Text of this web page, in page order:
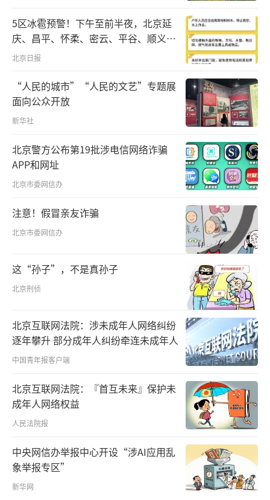
2015年，福建省将浦城县列为22个省级绿
肥种植示范项目县之一，鼓励农户恢复冬种紫
云英传统，通过绿肥种植减少化肥用量，培肥
地力，改良土壤，促进耕地可持续发展。浦城
县农业农村局牵头各个乡镇，大力推广冬闲田
的紫云英种植。
刚听说自家农田成为紫云英种植示范片
时，水稻种植合作社负责人陈兆武还有些不情
愿：“买种、播撒、施肥、开沟排水，一亩地
要多花几十块，不如多施点化肥方便实惠。”
县农业农村局和镇农技站专家多次上门宣
传种植绿肥的好处，还带来免费的紫云英种
子。陈兆武试着领了600斤的种子，撒在200亩
冬闲田里。
“变化太大了！肥料比往年少用了30%，
稻谷粒粒饱满，连农药都少打一大半。”尝到
甜头，陈兆武又将紫云英种植面积扩大到500
截至2020年底，浦城县紫云英种植面积超
过4万亩，以紫云英种植为代表的百亩以上连片
培肥地力只是基础。“好土育好米，优质
米给农户带来了实实在在的收益。”浦城县农
5区冰雹预警！下午至前半夜，北京延
庆、昌平、怀柔、密云、平谷、顺义、
门头沟、房山等区有较明显降雨，伴七
北京日报
“人民的城市”“人民的文艺”专题展
面向公众开放
新华社
北京警方公布第19批涉电信网络诈骗
APP和网址
北京市委网信办
注意！假冒亲友诈骗
北京市委网信办
这“孙子”，不是真孙子
北京刑侦
北京互联网法院：涉未成年人网络纠纷
逐年攀升 部分成年人纠纷牵连未成年人
中国青年报客户端
北京互联网法院：『首互未来』保护未
成年人网络权益
人民法院报
中央网信办举报中心开设“涉AI应用乱
象举报专区”
新华网